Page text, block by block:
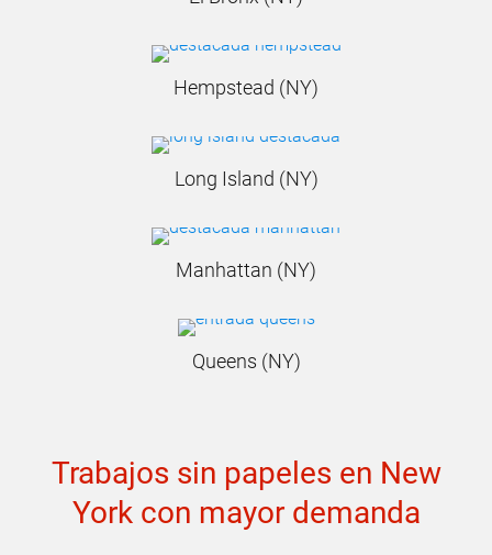
Hempstead (NY)
Long Island (NY)
Manhattan (NY)
Queens (NY)
Trabajos sin papeles en New
York con mayor demanda